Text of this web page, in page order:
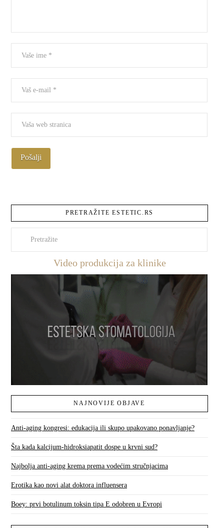
PRETRAŽITE ESTETIC.RS
Video produkcija za klinike
NAJNOVIJE OBJAVE
Anti-aging kongresi: edukacija ili skupo upakovano ponavljanje?
Šta kada kalcijum-hidroksiapatit dospe u krvni sud?
Najbolja anti-aging krema prema vodećim stručnjacima
Erotika kao novi alat doktora influensera
Boey: prvi botulinum toksin tipa E odobren u Evropi